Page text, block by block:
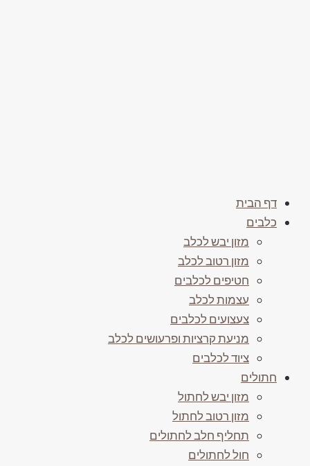
דף הבית
כלבים
מזון יבש לכלב
מזון רטוב לכלב
חטיפים לכלבים
עצמות לכלב
צעצועים לכלבים
מניעת קרציות ופרעושים לכלב
ציוד לכלבים
חתולים
מזון יבש לחתול
מזון רטוב לחתול
תחליף חלב לחתולים
חול לחתולים